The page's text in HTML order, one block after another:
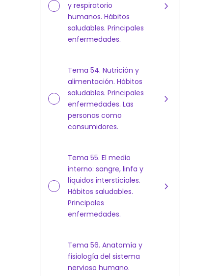
y respiratorio
humanos. Hábitos
saludables. Principales
enfermedades.
Tema 54. Nutrición y
alimentación. Hábitos
saludables. Principales
enfermedades. Las
personas como
consumidores.
Tema 55. El medio
interno: sangre, linfa y
líquidos intersticiales.
Hábitos saludables.
Principales
enfermedades.
Tema 56. Anatomía y
fisiología del sistema
nervioso humano.